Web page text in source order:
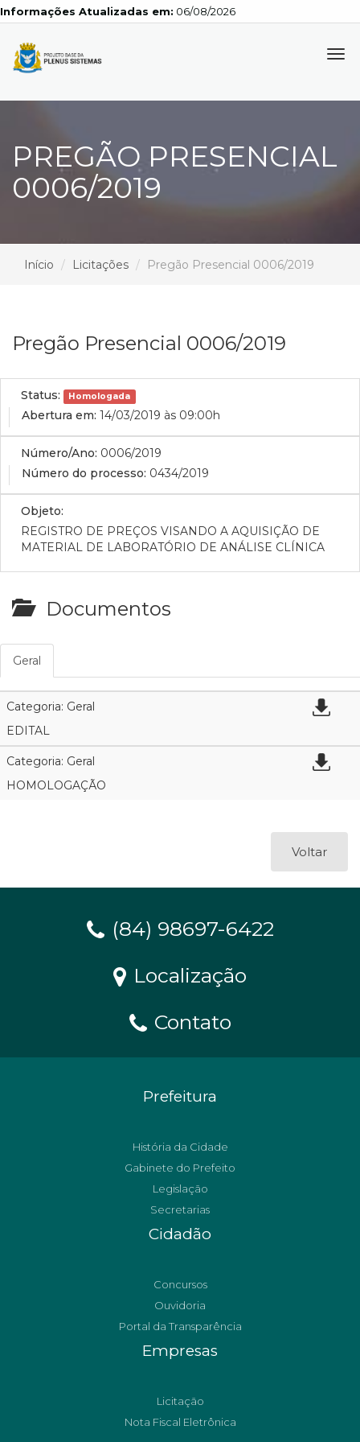
Atualizadas em: 06/08/2026
PREGÃO PRESENCIAL
0006/2019
Início Licitações Pregão Presencial 0006/2019
Pregão Presencial 0006/2019
Status: Homologada
Abertura em: 14/03/2019 às 09:00h
Número/Ano: 0006/2019
Número do processo: 0434/2019
Objeto:
REGISTRO DE PREÇOS VISANDO A AQUISIÇÃO DE
MATERIAL DE LABORATÓRIO DE ANÁLISE CLÍNICA
Documentos
Geral
Categoria: Geral
EDITAL
Categoria: Geral
HOMOLOGAÇÃO
Voltar
(84) 98697-6422
Localização
Contato
Prefeitura
História da Cidade
Gabinete do Prefeito
Legislação
Secretarias
Cidadão
Concursos
Ouvidoria
Portal da Transparência
Empresas
Licitação
Nota Fiscal Eletrônica